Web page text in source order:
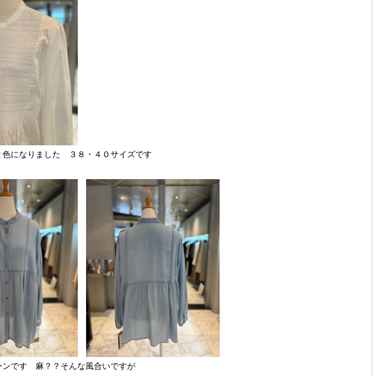
色になりました ３８・４０サイズです
ンです 麻？？そんな風合いですが